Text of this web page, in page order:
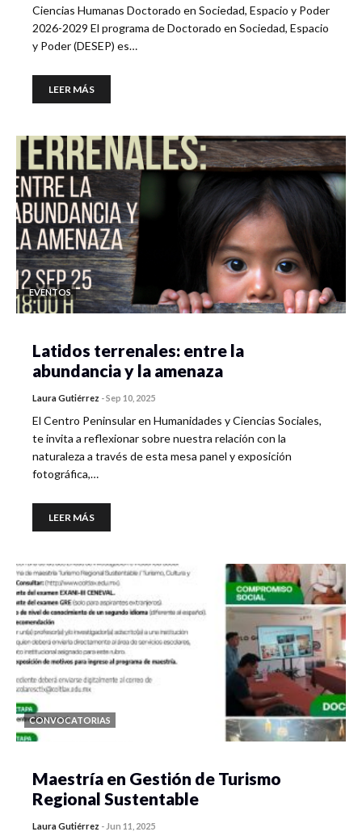
Ciencias Humanas Doctorado en Sociedad, Espacio y Poder
2026-2029 El programa de Doctorado en Sociedad, Espacio
y Poder (DESEP) es…
LEER MÁS
EVENTOS
Latidos terrenales: entre la
abundancia y la amenaza
Laura Gutiérrez -Sep 10, 2025
El Centro Peninsular en Humanidades y Ciencias Sociales,
te invita a reflexionar sobre nuestra relación con la
naturaleza a través de esta mesa panel y exposición
fotográfica,…
LEER MÁS
CONVOCATORIAS
Maestría en Gestión de Turismo
Regional Sustentable
Laura Gutiérrez - Jun 11, 2025